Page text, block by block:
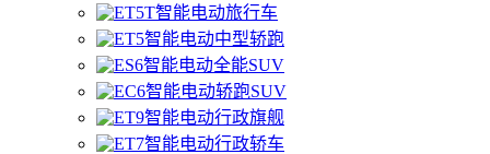
智能电动旅行车
智能电动中型轿跑
智能电动全能SUV
智能电动轿跑SUV
智能电动行政旗舰
智能电动行政轿车